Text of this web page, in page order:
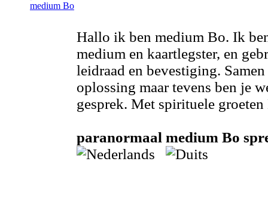
Hallo ik ben medium Bo. Ik
medium en kaartlegster, en
leidraad en bevestiging.
oplossing maar tevens ben je
gesprek. Met spirituele groeten
paranormaal medium Bo